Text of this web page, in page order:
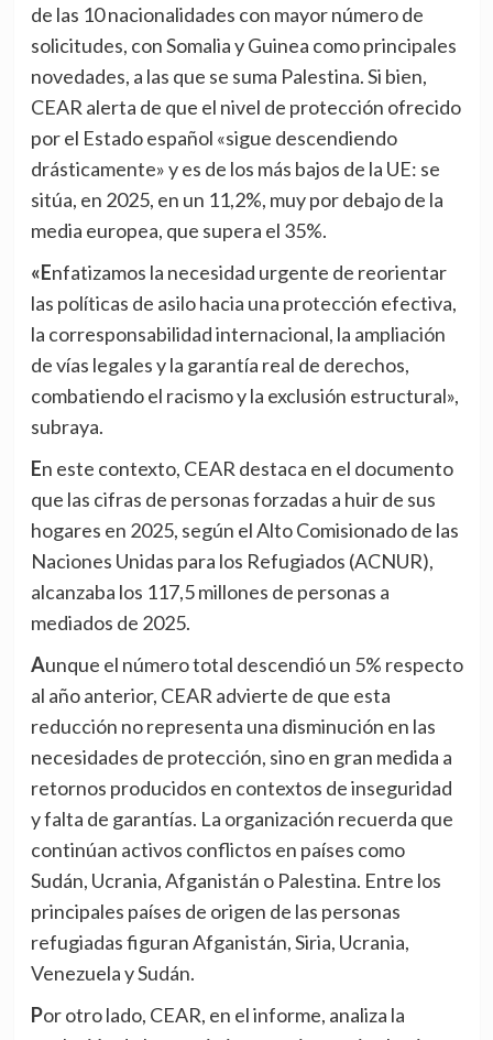
de las 10 nacionalidades con mayor número de
solicitudes, con Somalia y Guinea como principales
novedades, a las que se suma Palestina. Si bien,
CEAR alerta de que el nivel de protección ofrecido
por el Estado español «sigue descendiendo
drásticamente» y es de los más bajos de la UE: se
sitúa, en 2025, en un 11,2%, muy por debajo de la
media europea, que supera el 35%.
«Enfatizamos la necesidad urgente de reorientar
las políticas de asilo hacia una protección efectiva,
la corresponsabilidad internacional, la ampliación
de vías legales y la garantía real de derechos,
combatiendo el racismo y la exclusión estructural»,
subraya.
En este contexto, CEAR destaca en el documento
que las cifras de personas forzadas a huir de sus
hogares en 2025, según el Alto Comisionado de las
Naciones Unidas para los Refugiados (ACNUR),
alcanzaba los 117,5 millones de personas a
mediados de 2025.
Aunque el número total descendió un 5% respecto
al año anterior, CEAR advierte de que esta
reducción no representa una disminución en las
necesidades de protección, sino en gran medida a
retornos producidos en contextos de inseguridad
y falta de garantías. La organización recuerda que
continúan activos conflictos en países como
Sudán, Ucrania, Afganistán o Palestina. Entre los
principales países de origen de las personas
refugiadas figuran Afganistán, Siria, Ucrania,
Venezuela y Sudán.
Por otro lado, CEAR, en el informe, analiza la